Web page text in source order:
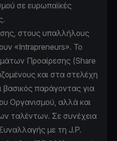
σε ευρωπαϊκές
στους υπαλλήλους
«Intrapreneurs». Το
Προαίρεσης (Share
και στα στελέχη
βασικός παράγοντας για
Οργανισμού, αλλά και
ταλέντων. Σε συνέχεια
με τη J.P.